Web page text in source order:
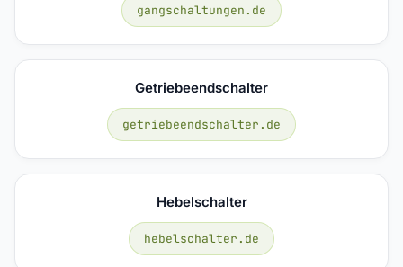
gangschaltungen.de
Getriebeendschalter
getriebeendschalter.de
Hebelschalter
hebelschalter.de